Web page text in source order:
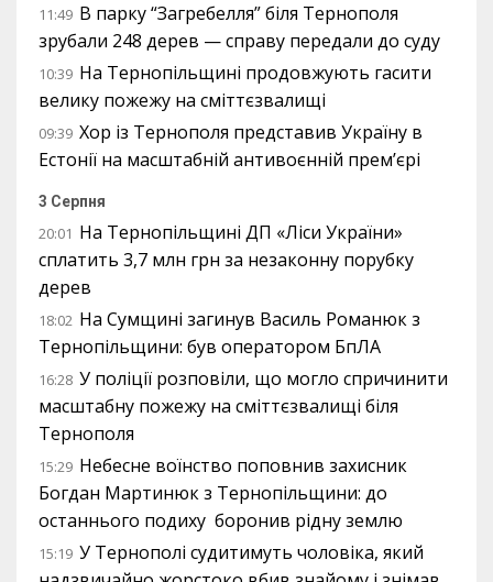
11:49 В парку “Загребелля” біля Тернополя
зрубали 248 дерев — справу передали до суду
10:39 На Тернопільщині продовжують гасити
велику пожежу на сміттєзвалищі
09:39 Хор із Тернополя представив Україну в
Естонії на масштабній антивоєнній прем’єрі
3 Серпня
20:01 На Тернопільщині ДП «Ліси України»
сплатить 3,7 млн грн за незаконну порубку
дерев
18:02 На Сумщині загинув Василь Романюк з
Тернопільщини: був оператором БпЛА
16:28 У поліції розповіли, що могло спричинити
масштабну пожежу на сміттєзвалищі біля
Тернополя
15:29 Небесне воїнство поповнив захисник
Богдан Мартинюк з Тернопільщини: до
останнього подиху боронив рідну землю
15:19 У Тернополі судитимуть чоловіка, який